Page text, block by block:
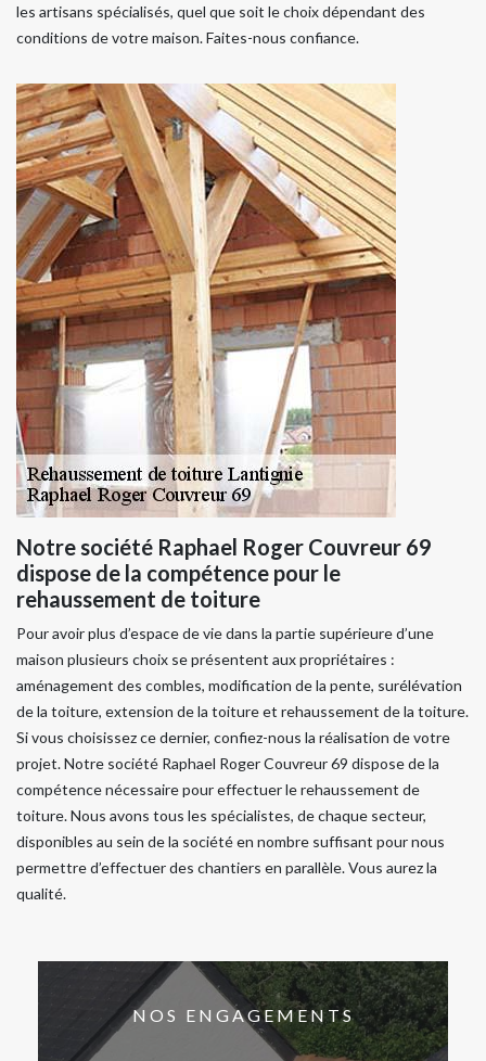
les artisans spécialisés, quel que soit le choix dépendant des
conditions de votre maison. Faites-nous confiance.
Notre société Raphael Roger Couvreur 69
dispose de la compétence pour le
rehaussement de toiture
Pour avoir plus d’espace de vie dans la partie supérieure d’une
maison plusieurs choix se présentent aux propriétaires :
aménagement des combles, modification de la pente, surélévation
de la toiture, extension de la toiture et rehaussement de la toiture.
Si vous choisissez ce dernier, confiez-nous la réalisation de votre
projet. Notre société Raphael Roger Couvreur 69 dispose de la
compétence nécessaire pour effectuer le rehaussement de
toiture. Nous avons tous les spécialistes, de chaque secteur,
disponibles au sein de la société en nombre suffisant pour nous
permettre d’effectuer des chantiers en parallèle. Vous aurez la
qualité.
NOS ENGAGEMENTS